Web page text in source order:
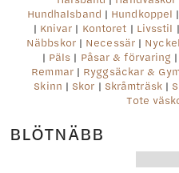
Hundhalsband | Hundkoppel |
| Knivar | Kontoret | Livsstil |
Näbbskor| Necessär|
| Päls | Påsar & förvaring |
Remmar| Ryggsäckar &
Skinn | Skor | Skråmträsk|
Tote
BLÖTNÄBB